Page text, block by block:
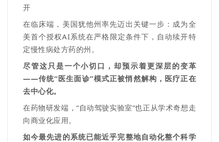
开
在临床端，美国犹他州率先迈出关键一步：成为全
美首个授权AI系统在严格限定条件下，自动续开特
定慢性病处方药的州。
尽管这只是一个小切口，却预示着更深层的变革
——传统“医生面诊”模式正被悄然解构，医疗正在
去中心化。
在药物研发端，“自动驾驶实验室”也正从学术奇想走
向商业化应用。
如今最先进的系统已能近乎完整地自动化整个科学